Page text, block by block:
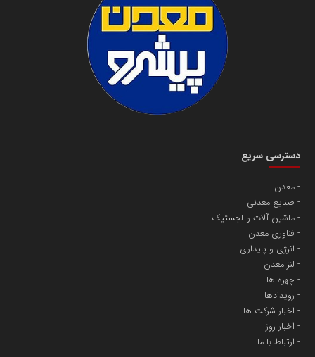
دسترسی سریع
معدن
صنایع معدنی
ماشین آلات و لجستیک
فناوری معدن
انرژی و پایداری
لنز معدن
چهره ها
رویدادها
اخبار شرکت ها
اخبار روز
ارتباط با ما